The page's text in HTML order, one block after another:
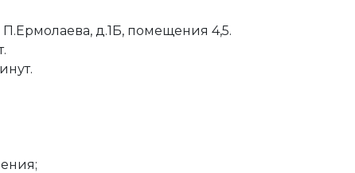
д.1Б, помещения 4,5.